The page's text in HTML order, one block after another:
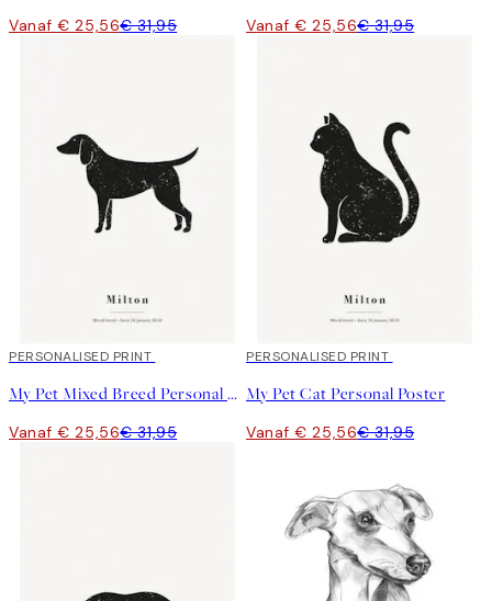
Vanaf € 25,56€ 31,95 Vanaf € 25,56€ 31,95
20%*
PERSONALISED PRINT
My Pet Mixed Breed Personal Poster
Vanaf € 25,56€ 31,95
20%*
PERSONALISED PRINT
My Pet Cat Personal Poster
Vanaf € 25,56€ 31,95